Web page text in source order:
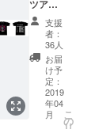
ツアー
限定で
販売予
定のT
シャツ
を、ク
ラウド
ファン
ディン
グ限定
支援
者：
36人
お届
け予
定：
2019
年04
月
こ
の